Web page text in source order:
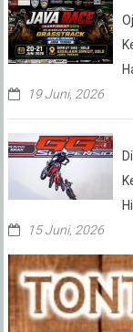
19 Juni, 2026
15 Juni, 2026